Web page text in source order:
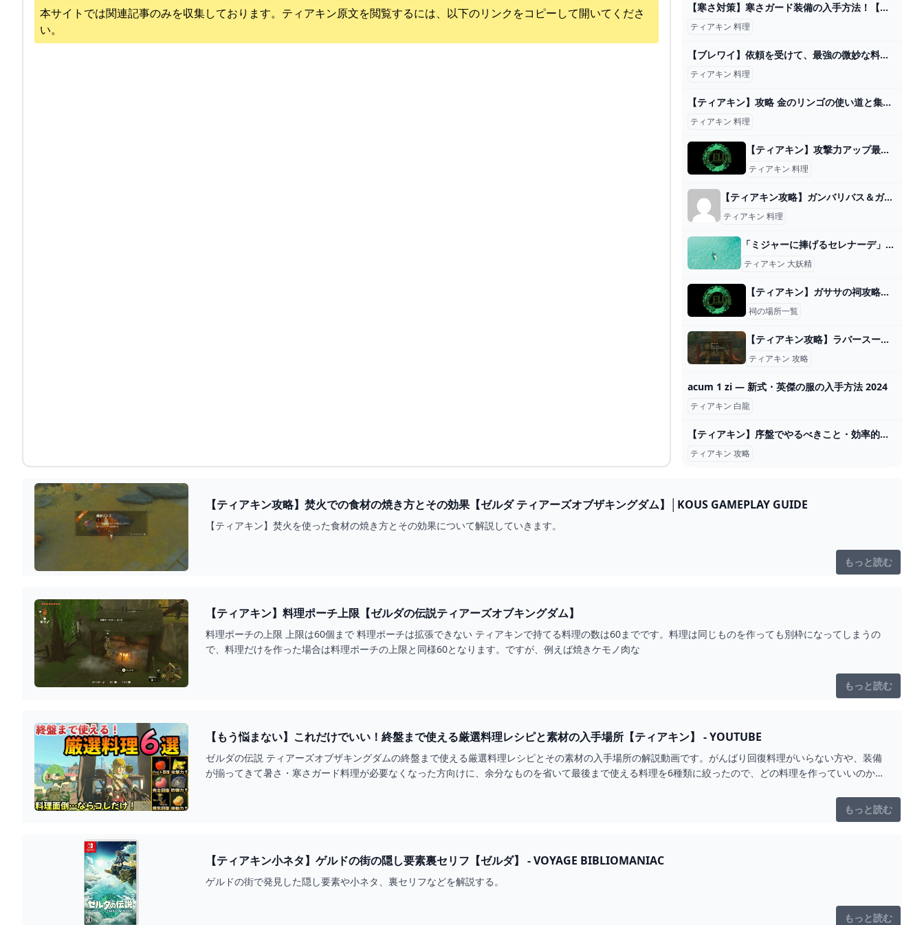
本サイトでは関連記事のみを収集しております。 ティアキン原文を閲覧するには、以下のリンクをコピーして開いてくださ
い。
【寒さ対策】寒さガード装備の入手方法！【ゼルダの伝説/ティアキン/TotK】 - YouTube
ティアキン 料理
【ブレワイ】依頼を受けて、最強の微妙な料理を作ってみた【ドリカラ】【ゼルダの伝説ブレスオブザワイルドBotWゼル伝字幕実況】 - YouTube
ティアキン 料理
【ティアキン】攻略 金のリンゴの使い道と集め方(裏技)と料理の秘密効果【ゼルダの伝説 ティアーズ オブ ザ キングダム】 - YouTube
ティアキン 料理
【ティアキン】攻撃力アップ最大値と方法まとめ
ティアキン 料理
【ティアキン攻略】ガンバリバス＆ガ二を大量に入手できる場所とレシピ【ゼルダの伝説】 » ありすたーたのヘブバン攻略ブログ
ティアキン 料理
「ミジャーに捧げるセレナーデ」大妖精解放 ゼルダ ティアキン攻略「エピソードチャレンジ編」【ゼルダの伝説ティアーズオブザキングダム攻略】 GameGamingGames
ティアキン 大妖精
【ティアキン】ガササの祠攻略と宝箱｜切断のタイミング【ゼルダの伝説ティアーズオブザキングダム】
祠の場所一覧
【ティアキン攻略】ラバースーツ（防具・服）の場所と取り方｜ラムダの財宝・草笛の丘の洞窟【ゼルダティアーズオブザキングダム】│KOUs gameplay guide
ティアキン 攻略
acum 1 zi — 新式・英傑の服の入手方法 2024
ティアキン 白龍
【ティアキン】序盤でやるべきこと・効率的な進め方【ゼルダの伝説ティアーズオブザキングダム】 ティアキン（ゼルダの伝説ティアーズオブザキングダム）攻略wiki - ゲーム乱舞
ティアキン 攻略
【ティアキン攻略】焚火での食材の焼き方とその効果【ゼルダ ティアーズオブザキングダム】│KOUS GAMEPLAY GUIDE
【ティアキン】焚火を使った食材の焼き方とその効果について解説していきます。
もっと読む
【ティアキン】料理ポーチ上限【ゼルダの伝説ティアーズオブキングダム】
料理ポーチの上限 上限は60個まで 料理ポーチは拡張できない ティアキンで持てる料理の数は60までです。料理は同じものを作っても別枠になってしまうの
で、料理だけを作った場合は料理ポーチの上限と同様60となります。ですが、例えば焼きケモノ肉な
もっと読む
【もう悩まない】これだけでいい！終盤まで使える厳選料理レシピと素材の入手場所【ティアキン】 - YOUTUBE
ゼルダの伝説 ティアーズオブザキングダムの終盤まで使える厳選料理レシピとその素材の入手場所の解説動画です。がんばり回復料理がいらない方や、装備
が揃ってきて暑さ・寒さガード料理が必要なくなった方向けに、余分なものを省いて最後まで使える料理を6種類に絞ったので、どの料理を作っていいのか
もっと読む
【ティアキン小ネタ】ゲルドの街の隠し要素裏セリフ【ゼルダ】 - VOYAGE BIBLIOMANIAC
ゲルドの街で発見した隠し要素や小ネタ、裏セリフなどを解説する。
もっと読む